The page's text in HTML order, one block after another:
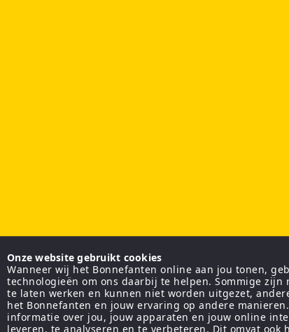
Onze website gebruikt cookies
Wanneer wij het Bonnefanten online aan jou tonen,
technologieën om ons daarbij te helpen. Sommige zijn
te laten werken en kunnen niet worden uitgezet,
het Bonnefanten en jouw ervaring op andere
informatie over jou, jouw apparaten en jouw online
leveren, te analyseren en te verbeteren. Dit omvat ook